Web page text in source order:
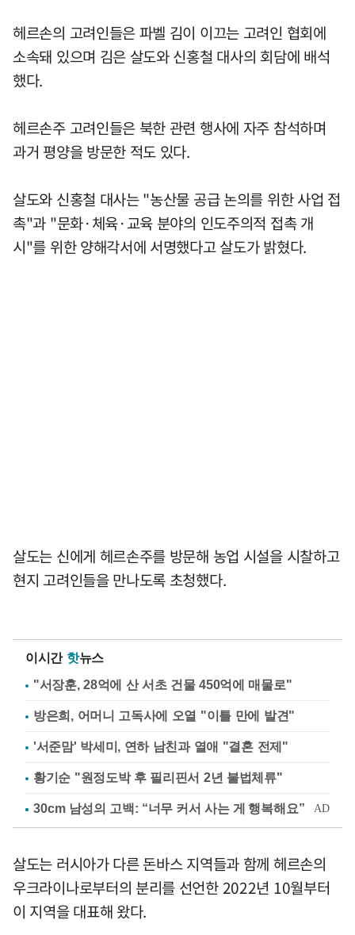
헤르손의 고려인들은 파벨 김이 이끄는 고려인 협회에
소속돼 있으며 김은 살도와 신홍철 대사의 회담에 배석
했다.
헤르손주 고려인들은 북한 관련 행사에 자주 참석하며
과거 평양을 방문한 적도 있다.
살도와 신홍철 대사는 "농산물 공급 논의를 위한 사업 접
촉"과 "문화·체육·교육 분야의 인도주의적 접촉 개
시"를 위한 양해각서에 서명했다고 살도가 밝혔다.
살도는 신에게 헤르손주를 방문해 농업 시설을 시찰하고
현지 고려인들을 만나도록 초청했다.
이시간 핫뉴스
"서장훈, 28억에 산 서초 건물 450억에 매물로"
방은희, 어머니 고독사에 오열 "이틀 만에 발견"
'서준맘' 박세미, 연하 남친과 열애 "결혼 전제"
황기순 "원정도박 후 필리핀서 2년 불법체류"
살도는 러시아가 다른 돈바스 지역들과 함께 헤르손의
우크라이나로부터의 분리를 선언한 2022년 10월부터
이 지역을 대표해 왔다.